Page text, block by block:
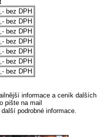
bez DPH
bez DPH
bez DPH
bez DPH
bez DPH
bez DPH
bez DPH
informace a ceník dalších
pište na mail
podrobné informace.